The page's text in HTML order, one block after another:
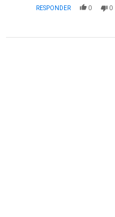
RESPONDER 0 0